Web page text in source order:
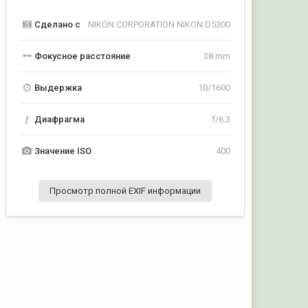
Сделано с NIKON CORPORATION NIKON D5300
Фокусное расстояние 38 mm
Выдержка 10/1600
f Диафрагма f/6.3
Значение ISO 400
Просмотр полной EXIF информации